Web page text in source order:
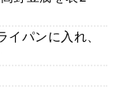
パンに入れ、